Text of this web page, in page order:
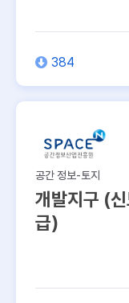
384
공간 정보-토지
개발지구 (
급)